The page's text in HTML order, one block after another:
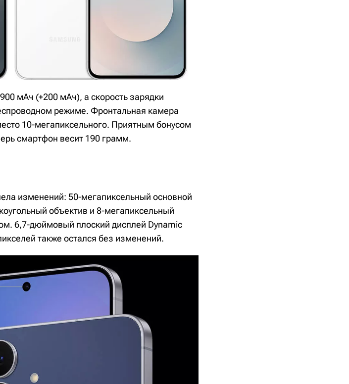
мАч (+200 мАч), а скорость зарядки
режиме. Фронтальная камера
10-мегапиксельного. Приятным бонусом
смартфон весит 190 грамм.
изменений: 50-мегапиксельный основной
объектив и 8-мегапиксельный
6,7-дюймовый плоский дисплей Dynamic
также остался без изменений.